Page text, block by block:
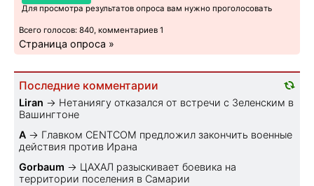
Для просмотра результатов опроса вам нужно проголосовать
Всего голосов: 840, комментариев 1
Страница опроса »
Последние комментарии
Liran → Нетаниягу отказался от встречи с Зеленским в
Вашингтоне
A → Главком CENTCOM предложил закончить военные
действия против Ирана
Gorbaum → ЦАХАЛ разыскивает боевика на
территории поселения в Самарии